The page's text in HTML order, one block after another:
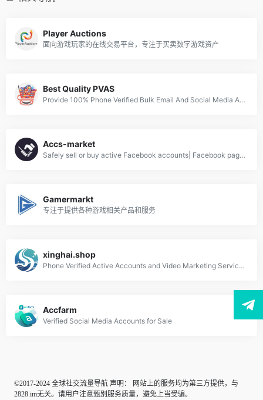
Player Auctions
面向游戏玩家的在线交易平台，专注于买卖数字游戏资产
Best Quality PVAS
Provide 100% Phone Verified Bulk Email And Social Media Accounts
Accs-market
Safely sell or buy active Facebook accounts| Facebook pages
Gamermarkt
专注于提供各种游戏相关产品和服务
xinghai.shop
Phone Verified Active Accounts and Video Marketing Services.
Accfarm
Verified Social Media Accounts for Sale
©2017-2024 全球社交流量导航 声明： 网站上的服务均为第三方提供，与
2828.im无关。请用户注意甄别服务质量，避免上当受骗。